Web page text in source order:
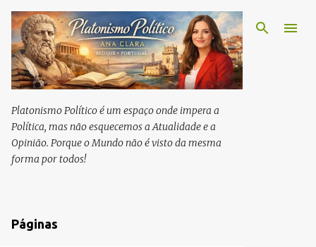
Avançar para o conteúdo principal
Platonismo Político é um espaço onde impera a
Política, mas não esquecemos a Atualidade e a
Opinião. Porque o Mundo não é visto da mesma
forma por todos!
Páginas